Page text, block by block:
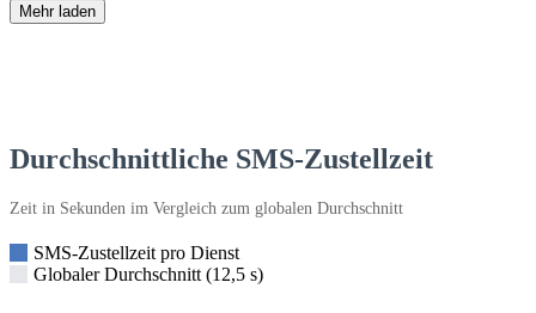
Mehr laden
Durchschnittliche SMS-Zustellzeit
Zeit in Sekunden im Vergleich zum globalen Durchschnitt
SMS-Zustellzeit pro Dienst
Globaler Durchschnitt (12,5 s)